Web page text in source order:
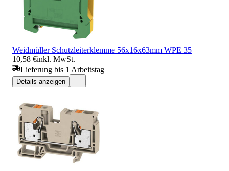
Weidmüller Schutzleiterklemme 56x16x63mm WPE 35
10,58 €inkl. MwSt.
Lieferung bis 1 Arbeitstag
Details anzeigen